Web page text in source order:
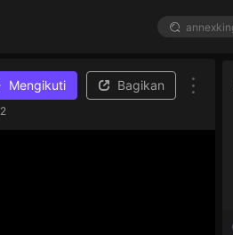
Mengikuti Bagikan
2